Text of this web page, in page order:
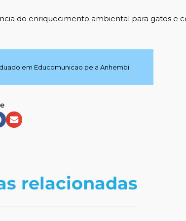
do enriquecimento ambiental para gatos e
em Educomunicao pela Anhembi
relacionadas